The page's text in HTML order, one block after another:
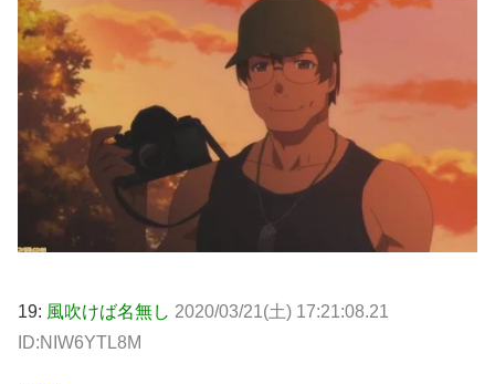
19: 風吹けば名無し 2020/03/21(土) 17:21:08.21
ID:NIW6YTL8M